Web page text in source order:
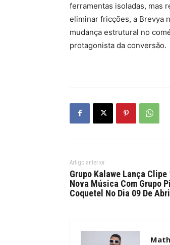
ferramentas isoladas, mas
eliminar fricções, a Brevya
mudança estrutural no
protagonista da conversão.
Artigo anterior
Grupo Kalawe Lança Clipe
Nova Música Com Grupo
Coquetel No Dia 09 De